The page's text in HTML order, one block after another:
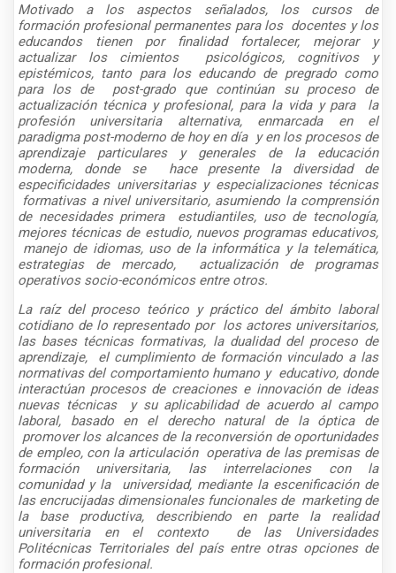
Motivado a los aspectos señalados, los cursos de
formación profesional permanentes para los docentes y los
educandos tienen por finalidad fortalecer, mejorar y
actualizar los cimientos
psicológicos, cognitivos y
epistémicos, tanto para los educando de pregrado como
para los de
post-grado que continúan su proceso de
actualización técnica y profesional, para la vida y para
la
profesión universitaria alternativa, enmarcada en el
paradigma post-moderno de hoy en día y en los procesos de
aprendizaje particulares y generales de la educación
moderna, donde se
hace presente la diversidad de
especificidades universitarias y especializaciones técnicas
formativas a nivel universitario, asumiendo la comprensión
de necesidades primera
estudiantiles, uso de tecnología,
mejores técnicas de estudio, nuevos programas educativos,
manejo de idiomas, uso de la informática y la telemática,
estrategias de mercado,
actualización de programas
operativos socio-económicos entre otros.
La raíz del proceso teórico y práctico del ámbito laboral
cotidiano de lo representado por los actores universitarios,
las bases técnicas formativas, la dualidad del proceso de
aprendizaje,
el cumplimiento de formación vinculado a las
normativas del comportamiento humano y educativo, donde
interactúan procesos de creaciones e innovación de ideas
nuevas técnicas
y su aplicabilidad de acuerdo al campo
laboral, basado en el derecho natural de la óptica de
promover los alcances de la reconversión de oportunidades
de empleo, con la articulación operativa de las premisas de
formación universitaria, las interrelaciones con la
comunidad y la
universidad, mediante la escenificación de
las encrucijadas dimensionales funcionales de marketing de
la base productiva, describiendo en parte la realidad
universitaria en el contexto
de las Universidades
Politécnicas Territoriales del país entre otras opciones de
formación profesional.